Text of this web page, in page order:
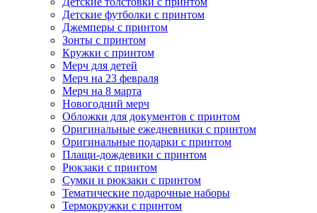
Детские футболки с принтом
Джемперы с принтом
Зонты с принтом
Кружки с принтом
Мерч для детей
Мерч на 23 февраля
Мерч на 8 марта
Новогодний мерч
Обложки для документов с принтом
Оригинальные ежедневники с принтом
Оригинальные подарки с принтом
Плащи-дождевики с принтом
Рюкзаки с принтом
Сумки и рюкзаки с принтом
Тематические подарочные наборы
Термокружки с принтом